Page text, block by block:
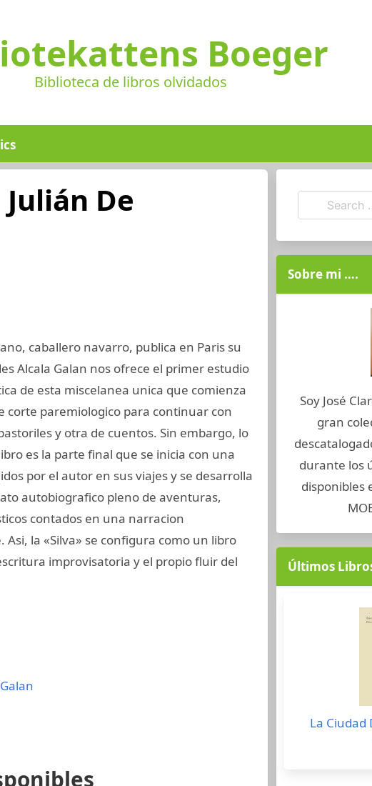
Boeger
Biblioteca de libros olvidados
De
caballero navarro, publica en Paris su
Alcala Galan nos ofrece el primer estudio
de esta miscelanea unica que comienza
corte paremiologico para continuar con
y otra de cuentos. Sin embargo, lo
es la parte final que se inicia con una
por el autor en sus viajes y se desarrolla
autobiografico pleno de aventuras,
contados en una narracion
la «Silva» se configura como un libro
improvisatoria y el propio fluir del
Sobre mi ….
Soy José
gran
durante los
disponibles
Últimos
La Ciudad